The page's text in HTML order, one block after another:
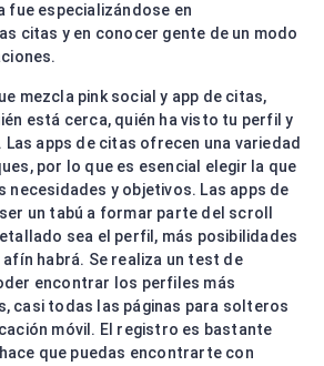
fue especializándose en
las citas y en conocer gente de un modo
mezcla pink social y app de citas,
está cerca, quién ha visto tu perfil y
Las apps de citas ofrecen una variedad
por lo que es esencial elegir la que
necesidades y objetivos. Las apps de
un tabú a formar parte del scroll
sea el perfil, más posibilidades
habrá. Se realiza un test de
encontrar los perfiles más
casi todas las páginas para solteros
móvil. El registro es bastante
que puedas encontrarte con